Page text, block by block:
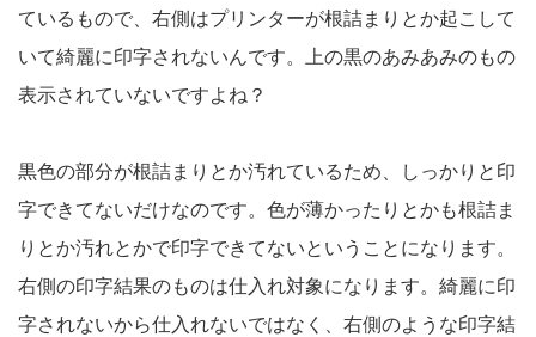
ているもので、右側はプリンターが根詰まりとか起こして
いて綺麗に印字されないんです。上の黒のあみあみのもの
表示されていないですよね？
黒色の部分が根詰まりとか汚れているため、しっかりと印
字できてないだけなのです。色が薄かったりとかも根詰ま
りとか汚れとかで印字できてないということになります。
右側の印字結果のものは仕入れ対象になります。綺麗に印
字されないから仕入れないではなく、右側のような印字結